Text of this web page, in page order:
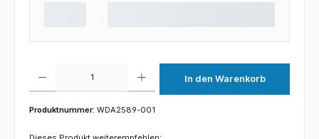
In den Warenkorb
Produktnummer: WDA2589-001